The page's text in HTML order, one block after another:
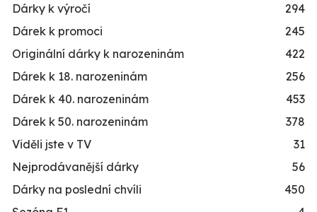
Dárky k výročí
294
Dárek k promoci
245
Originální dárky k narozeninám
422
Dárek k 18. narozeninám
256
Dárek k 40. narozeninám
453
Dárek k 50. narozeninám
378
Viděli jste v TV
31
Nejprodávanější dárky
56
Dárky na poslední chvíli
450